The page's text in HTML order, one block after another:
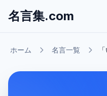
名言集.com
ホーム 名言一覧